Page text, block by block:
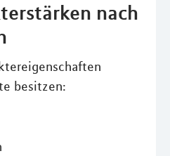
nach
besitzen: